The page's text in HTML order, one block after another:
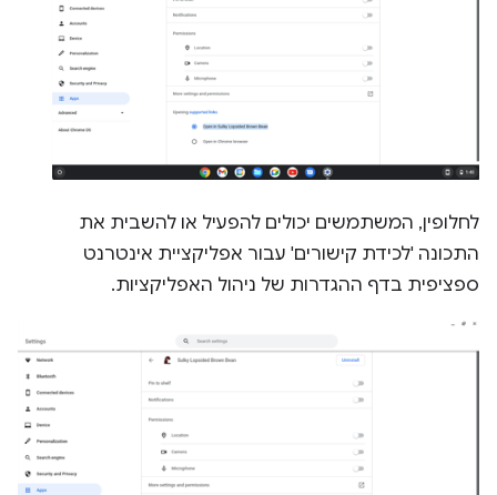
לחלופין, המשתמשים יכולים להפעיל או להשבית את
התכונה 'לכידת קישורים' עבור אפליקציית אינטרנט
ספציפית בדף ההגדרות של ניהול האפליקציות.